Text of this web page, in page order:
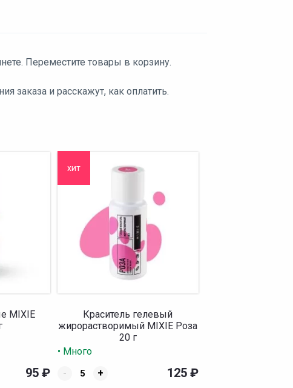
Переместите товары в корзину.
заказа и расскажут, как оплатить.
MIXIE
95 ₽
хит
Краситель гелевый
жирорастворимый MIXIE Роза
20 г
• Много
-
+ 125 ₽